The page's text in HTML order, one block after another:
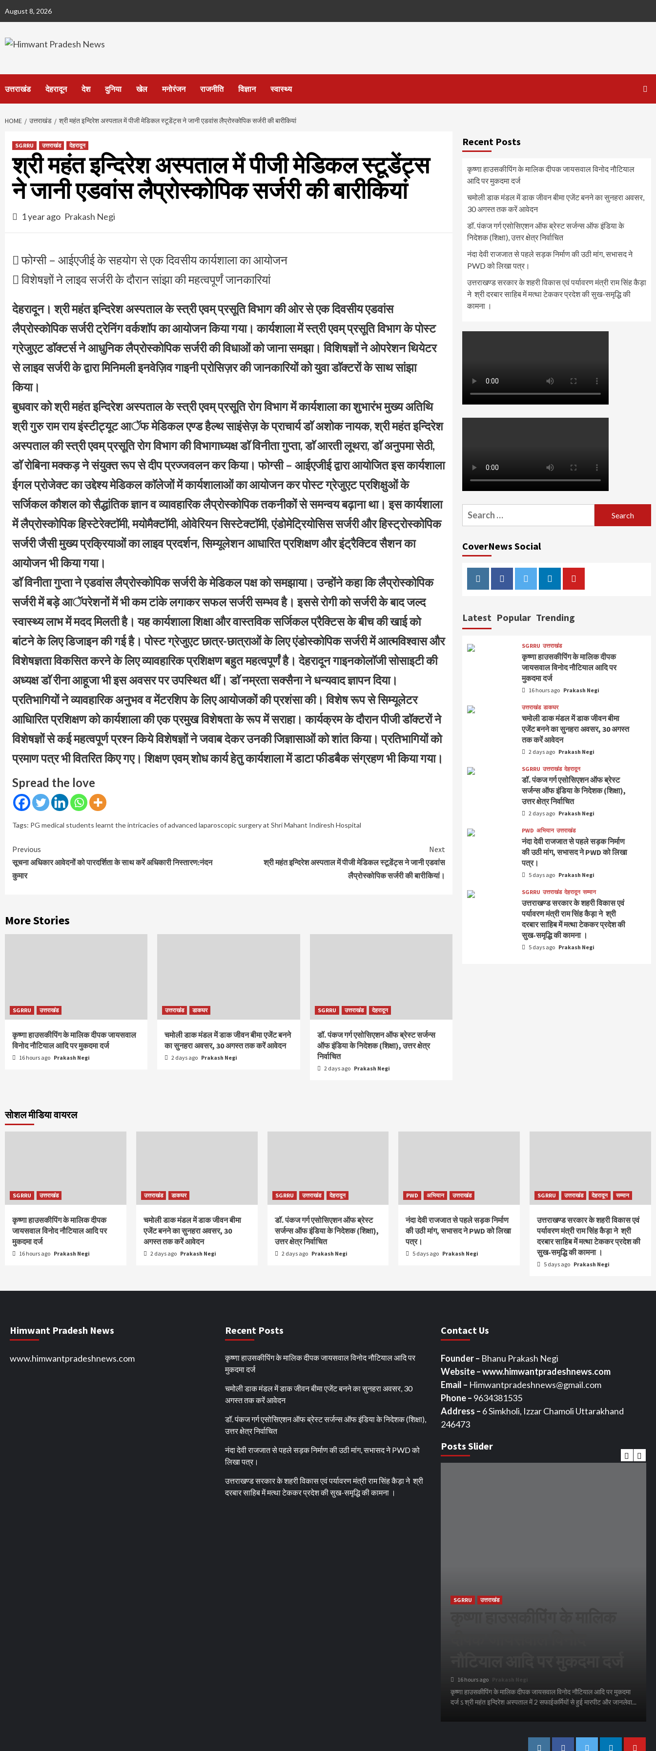
August 8, 2026
उत्तराखंड देहरादून देश दुनिया खेल मनोरंजन राजनीति विज्ञान स्वास्थ्य
HOME उत्तराखंड श्री महंत इन्दिरेश अस्पताल में पीजी मेडिकल स्टूडेंट्स ने जानी एडवांस लैप्रोस्कोपिक सर्जरी की बारीकियां
SGRRU उत्तराखंड देहरादून
श्री महंत इन्दिरेश अस्पताल में पीजी मेडिकल स्टूडेंट्स
ने जानी एडवांस लैप्रोस्कोपिक सर्जरी की बारीकियां
1 year ago Prakash Negi
 फोग्सी – आईएजीई के सहयोग से एक दिवसीय कार्यशाला का आयोजन
 विशेषज्ञों ने लाइव सर्जरी के दौरान सांझा की महत्वपूर्णं जानकारियां
देहरादून। श्री महंत इन्दिरेश अस्पताल के स्त्री एवम् प्रसूति विभाग की ओर से एक दिवसीय एडवांस
लैप्रोस्कोपिक सर्जरी ट्रेनिंग वर्कशाॅप का आयोजन किया गया। कार्यशाला में स्त्री एवम् प्रसूति विभाग के पोस्ट
ग्रेजुएट डाॅक्टर्स ने आधुनिक लैप्रोस्कोपिक सर्जरी की विधाओं को जाना समझा। विशिषज्ञों ने ओपरेशन थियेटर
से लाइव सर्जरी के द्वारा मिनिमली इनवेज़िव गाइनी प्रोसिज़र की जानकारियों को युवा डाॅक्टरों के साथ सांझा
किया।
बुधवार को श्री महंत इन्दिरेश अस्पताल के स्त्री एवम् प्रसूति रोग विभाग में कार्यशाला का शुभारंभ मुख्य अतिथि
श्री गुरु राम राय इंस्टीट्यूट आॅफ मेडिकल एण्ड हैल्थ साइंसेज़ के प्राचार्य डाॅ अशोक नायक, श्री महंत इन्दिरेश
अस्पताल की स्त्री एवम् प्रसूति रोग विभाग की विभागाध्यक्ष डाॅ विनीता गुप्ता, डाॅ आरती लूथरा, डाॅ अनुपमा सेठी,
डाॅ रोबिना मक्कड़ ने संयुक्त रूप से दीप प्रज्जवलन कर किया। फोग्सी – आईएजीई द्वारा आयोजित इस कार्यशाला
ईगल प्रोजेक्ट का उद्देश्य मेडिकल काॅलेजों में कार्यशालाओं का आयोजन कर पोस्ट ग्रेजुएट प्रशिक्षुओं के
सर्जिकल कौशल को सैद्धांतिक ज्ञान व व्यावहारिक लैप्रोस्कोपिक तकनीकों से समन्वय बढ़ाना था। इस कार्यशाला
में लैप्रोस्कोपिक हिस्टेरेक्टाॅमी, मयोमैक्टाॅमी, ओवेरियन सिस्टेक्टाॅमी, एंडोमेट्रियोसिस सर्जरी और हिस्ट्रोस्कोपिक
सर्जरी जैसी मुख्य प्रक्रियाओं का लाइव प्रदर्शन, सिम्यूलेशन आधारित प्रशिक्षण और इंट्रैक्टिव सैशन का
आयोजन भी किया गया।
डाॅ विनीता गुप्ता ने एडवांस लैप्रोस्कोपिक सर्जरी के मेडिकल पक्ष को समझाया। उन्होंने कहा कि लैप्रोस्कोपिक
सर्जरी में बड़े आॅपरेशनों में भी कम टांके लगाकर सफल सर्जरी सम्भव है। इससे रोगी को सर्जरी के बाद जल्द
स्वास्थ्य लाभ में मदद मिलती है। यह कार्यशाला शिक्षा और वास्तविक सर्जिकल प्रैक्टिस के बीच की खाई को
बांटने के लिए डिजाइन की गई है। पोस्ट ग्रेजुएट छात्र-छात्राओं के लिए एंडोस्कोपिक सर्जरी में आत्मविश्वास और
विशेषज्ञता विकसित करने के लिए व्यावहारिक प्रशिक्षण बहुत महत्वपूर्णं है। देहरादून गाइनकोलाॅजी सोसाइटी की
अध्यक्ष डाॅ रीना आहूजा भी इस अवसर पर उपस्थित थीं। डाॅ नम्रता सक्सैना ने धन्यवाद ज्ञापन दिया।
प्रतिभागियों ने व्यावहारिक अनुभव व मेंटरशिप के लिए आयोजकों की प्रशंसा की। विशेष रूप से सिम्यूलेटर
आधिारित प्रशिक्षण को कार्यशाला की एक प्रमुख विशेषता के रूप में सराहा। कार्यक्रम के दौरान पीजी डाॅक्टरों ने
विशेषज्ञों से कई महत्वपूर्ण प्रश्न किये विशेषज्ञों ने जवाब देकर उनकी जिज्ञासाओं को शांत किया। प्रतिभागियों को
प्रमाण पत्र भी वितरित किए गए। शिक्षण एवम् शोध कार्य हेतु कार्यशाला में डाटा फीडबैक संग्रहण भी किया गया।
Spread the love
Tags: PG medical students learnt the intricacies of advanced laparoscopic surgery at Shri Mahant Indiresh Hospital
Continue
Reading
Previous
सूचना अधिकार आवेदनों को पारदर्शिता के साथ करें अधिकारी निस्तारण:नंदन
कुमार
Next
श्री महंत इन्दिरेश अस्पताल में पीजी मेडिकल स्टूडेंट्स ने जानी एडवांस
लैप्रोस्कोपिक सर्जरी की बारीकियां।
More Stories
SGRRU उत्तराखंड
कृष्णा हाउसकीपिंग के मालिक दीपक जायसवाल
विनोद नौटियाल आदि पर मुकदमा दर्ज
16 hours ago Prakash Negi
उत्तराखंड डाकघर
चमोली डाक मंडल में डाक जीवन बीमा एजेंट बनने
का सुनहरा अवसर, 30 अगस्त तक करें आवेदन
2 days ago Prakash Negi
SGRRU उत्तराखंड देहरादून
डॉ. पंकज गर्ग एसोसिएशन ऑफ ब्रेस्ट सर्जन्स
ऑफ इंडिया के निदेशक (शिक्षा), उत्तर क्षेत्र
निर्वाचित
2 days ago Prakash Negi
Recent Posts
कृष्णा हाउसकीपिंग के मालिक दीपक जायसवाल विनोद नौटियाल
आदि पर मुकदमा दर्ज
चमोली डाक मंडल में डाक जीवन बीमा एजेंट बनने का सुनहरा अवसर,
30 अगस्त तक करें आवेदन
डॉ. पंकज गर्ग एसोसिएशन ऑफ ब्रेस्ट सर्जन्स ऑफ इंडिया के
निदेशक (शिक्षा), उत्तर क्षेत्र निर्वाचित
नंदा देवी राजजात से पहले सड़क निर्माण की उठी मांग, सभासद ने
PWD को लिखा पत्र।
उत्तराखण्ड सरकार के शहरी विकास एवं पर्यावरण मंत्री राम सिंह कैड़ा
ने श्री दरबार साहिब में मत्था टेककर प्रदेश की सुख-समृद्धि की
कामना ।
Search
for:
CoverNews Social
InstagramFacebookTwitterLinkedinYoutube
Latest Popular Trending
SGRRU उत्तराखंड
कृष्णा हाउसकीपिंग के मालिक दीपक
जायसवाल विनोद नौटियाल आदि पर
मुकदमा दर्ज
16 hours ago Prakash Negi
उत्तराखंड डाकघर
चमोली डाक मंडल में डाक जीवन बीमा
एजेंट बनने का सुनहरा अवसर, 30 अगस्त
तक करें आवेदन
2 days ago Prakash Negi
SGRRU उत्तराखंड देहरादून
डॉ. पंकज गर्ग एसोसिएशन ऑफ ब्रेस्ट
सर्जन्स ऑफ इंडिया के निदेशक (शिक्षा),
उत्तर क्षेत्र निर्वाचित
2 days ago Prakash Negi
PWD अभियान उत्तराखंड
नंदा देवी राजजात से पहले सड़क निर्माण
की उठी मांग, सभासद ने PWD को लिखा
पत्र।
5 days ago Prakash Negi
SGRRU उत्तराखंड देहरादून सम्मान
उत्तराखण्ड सरकार के शहरी विकास एवं
पर्यावरण मंत्री राम सिंह कैड़ा ने श्री
दरबार साहिब में मत्था टेककर प्रदेश की
सुख-समृद्धि की कामना ।
5 days ago Prakash Negi
सोशल मीडिया वायरल
SGRRU उत्तराखंड
कृष्णा हाउसकीपिंग के मालिक दीपक
जायसवाल विनोद नौटियाल आदि पर
मुकदमा दर्ज
16 hours ago Prakash Negi
उत्तराखंड डाकघर
चमोली डाक मंडल में डाक जीवन बीमा
एजेंट बनने का सुनहरा अवसर, 30
अगस्त तक करें आवेदन
2 days ago Prakash Negi
SGRRU उत्तराखंड देहरादून
डॉ. पंकज गर्ग एसोसिएशन ऑफ ब्रेस्ट
सर्जन्स ऑफ इंडिया के निदेशक (शिक्षा),
उत्तर क्षेत्र निर्वाचित
2 days ago Prakash Negi
PWD अभियान उत्तराखंड
नंदा देवी राजजात से पहले सड़क निर्माण
की उठी मांग, सभासद ने PWD को लिखा
पत्र।
5 days ago Prakash Negi
SGRRU उत्तराखंड देहरादून सम्मान
उत्तराखण्ड सरकार के शहरी विकास एवं
पर्यावरण मंत्री राम सिंह कैड़ा ने श्री
दरबार साहिब में मत्था टेककर प्रदेश की
सुख-समृद्धि की कामना ।
5 days ago Prakash Negi
Himwant Pradesh News
www.himwantpradeshnews.com
Recent Posts
कृष्णा हाउसकीपिंग के मालिक दीपक जायसवाल विनोद नौटियाल आदि पर
मुकदमा दर्ज
चमोली डाक मंडल में डाक जीवन बीमा एजेंट बनने का सुनहरा अवसर, 30
अगस्त तक करें आवेदन
डॉ. पंकज गर्ग एसोसिएशन ऑफ ब्रेस्ट सर्जन्स ऑफ इंडिया के निदेशक (शिक्षा),
उत्तर क्षेत्र निर्वाचित
नंदा देवी राजजात से पहले सड़क निर्माण की उठी मांग, सभासद ने PWD को
लिखा पत्र।
उत्तराखण्ड सरकार के शहरी विकास एवं पर्यावरण मंत्री राम सिंह कैड़ा ने श्री
दरबार साहिब में मत्था टेककर प्रदेश की सुख-समृद्धि की कामना ।
Contact Us
Founder – Bhanu Prakash Negi
Website – www.himwantpradeshnews.com
Email – Himwantpradeshnews@gmail.com
Phone – 9634381535
Address – 6 Simkholi, Izzar Chamoli Uttarakhand
246473
Posts Slider
SGRRU उत्तराखंड
16 hours ago Prakash Negi
कृष्णा हाउसकीपिंग के मालिक दीपक जायसवाल विनोद नौटियाल आदि पर मुकदमा
दर्ज ऽ श्री महंत इन्दिरेश अस्पताल में 2 सफाईकर्मियों से हुई मारपीट और जानलेवा...